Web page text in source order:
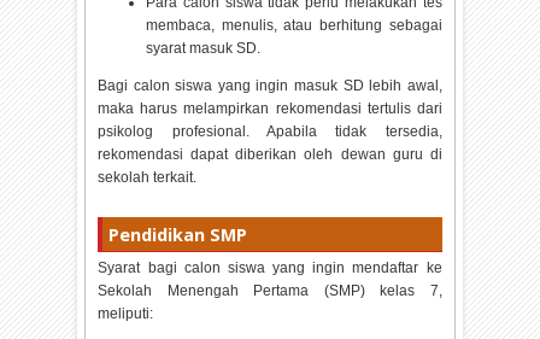
membaca, menulis, atau berhitung sebagai
syarat masuk SD.
Bagi calon siswa yang ingin masuk SD lebih awal,
maka harus melampirkan rekomendasi tertulis dari
psikolog profesional. Apabila tidak tersedia,
rekomendasi dapat diberikan oleh dewan guru di
sekolah terkait.
Pendidikan SMP
Syarat bagi calon siswa yang ingin mendaftar ke
Sekolah Menengah Pertama (SMP) kelas 7,
meliputi: